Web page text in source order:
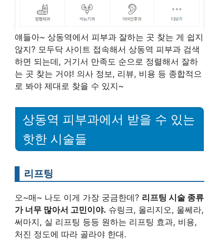
얘들아~ 상동역에서 피부과 잘하는 곳 찾는 게 쉽지
않지? 모두닥 사이트 접속해서 상동역 피부과 검색
하면 되는데, 거기서 만족도 순으로 정렬해서 잘하
는 곳 찾는 거야! 의사 정보, 리뷰, 비용 등 종합적으
로 봐야 제대로 찾을 수 있지~
상동역 피부과에서 받을 수 있는
핫한 시술들
리프팅
오~매~ 나도 이게 가장 궁금한데? 리프팅 시술 종류
가 너무 많아서 고민이야. 슈링크, 올리지오, 울쎄라,
써마지, 실 리프팅 등등 원하는 리프팅 효과, 비용,
처진 정도에 따라 골라야 한대.